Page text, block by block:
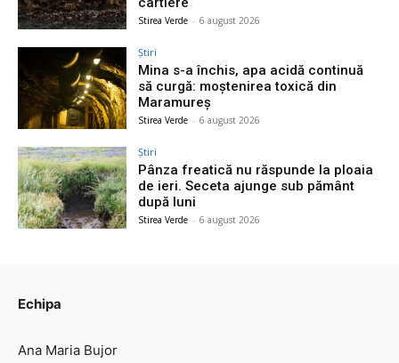
Stirea Verde - 6 august 2026
Știri
Mina s-a închis, apa acidă continuă
să curgă: moștenirea toxică din
Maramureș
Stirea Verde - 6 august 2026
Știri
Pânza freatică nu răspunde la ploaia
de ieri. Seceta ajunge sub pământ
după luni
Stirea Verde - 6 august 2026
Echipa
Ana Maria Bujor